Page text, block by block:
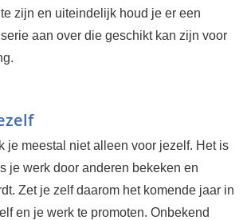
zijn en uiteindelijk houd je er een
aan over die geschikt kan zijn voor
je meestal niet alleen voor jezelf. Het is
je werk door anderen bekeken en
Zet je zelf daarom het komende jaar in
en je werk te promoten. Onbekend